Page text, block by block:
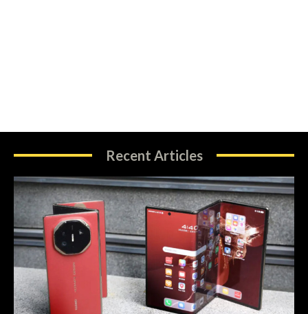
Recent Articles